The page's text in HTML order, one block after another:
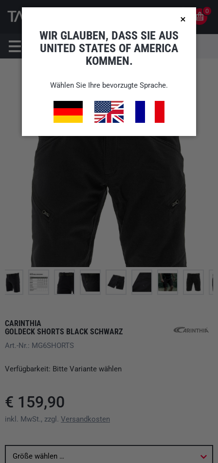
0
CARINTHIA
GOLDECK SHORTS BLACK SCHWARZ
Art.-Nr.: MG6SHORTS
Verfügbarkeit: Bitte Variante wählen
€ 159,90
inkl. MwSt., zzgl. Versandkosten
Größe wählen …
WIR GLAUBEN, DASS SIE AUS
UNITED STATES OF AMERICA
KOMMEN.
Wählen Sie Ihre bevorzugte Sprache.